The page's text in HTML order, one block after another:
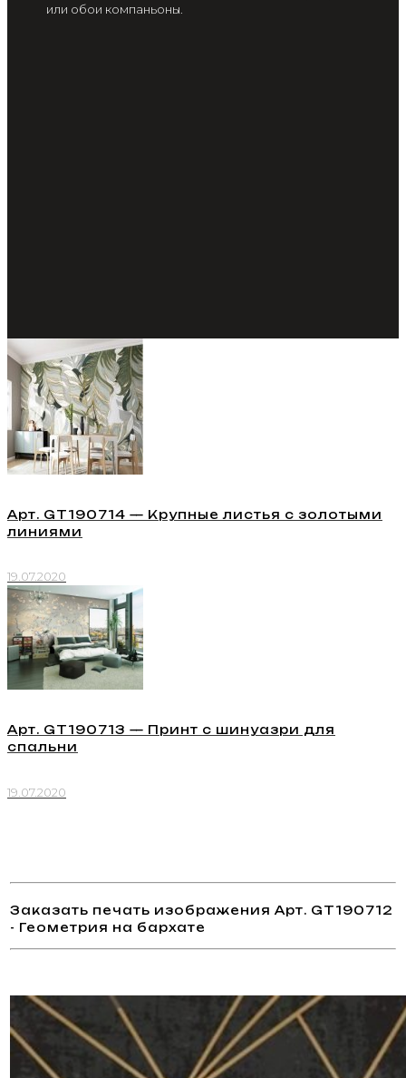
или обои компаньоны.
Арт. GT190714 — Крупные листья с золотыми
линиями
19.07.2020
Арт. GT190713 — Принт с шинуазри для
спальни
19.07.2020
Заказать печать изображения Арт. GT190712
- Геометрия на бархате